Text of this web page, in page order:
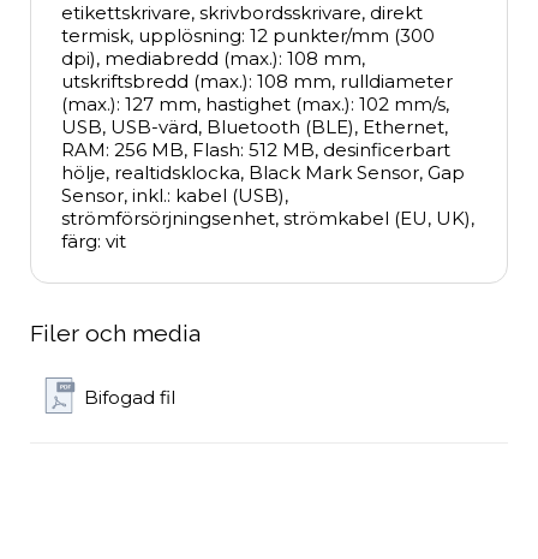
etikettskrivare, skrivbordsskrivare, direkt
termisk, upplösning: 12 punkter/mm (300
dpi), mediabredd (max.): 108 mm,
utskriftsbredd (max.): 108 mm, rulldiameter
(max.): 127 mm, hastighet (max.): 102 mm/s,
USB, USB-värd, Bluetooth (BLE), Ethernet,
RAM: 256 MB, Flash: 512 MB, desinficerbart
hölje, realtidsklocka, Black Mark Sensor, Gap
Sensor, inkl.: kabel (USB),
strömförsörjningsenhet, strömkabel (EU, UK),
färg: vit
Filer och media
Bifogad fil